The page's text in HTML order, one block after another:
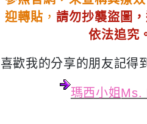
迎轉貼 ，請勿抄襲盜圖
依法追究
喜歡我的分享的朋友記得
瑪西小姐 Ms.